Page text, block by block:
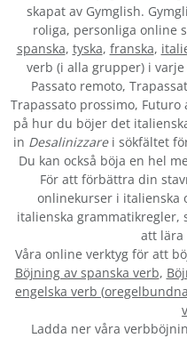
skapat av Gymglish.
roliga, personliga online
spanska, tyska, franska,
verb (i alla grupper) i
Passato remoto,
Trapassato prossimo,
på hur du böjer det
in Desalinizzarei sökfältet
Du kan också böja en hel
För att förbättra din
onlinekurser i italienska
italienska grammatikregler,
att lära
Våra online verktyg för att
Böjning av spanska verb,
engelska verb (
Ladda ner våra